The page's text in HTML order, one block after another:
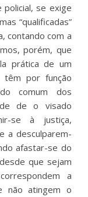
se exige
“qualificadas”
contando com a
porém, que
prática de um
por função
comum dos
de o visado
se à justiça,
a desculparem-
afastar-se do
que sejam
a
não atingem o